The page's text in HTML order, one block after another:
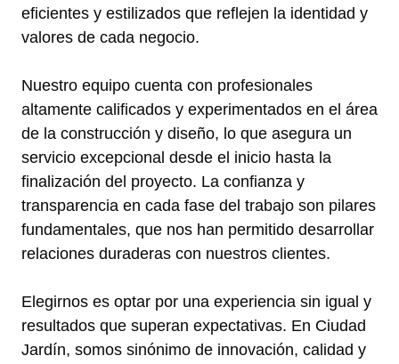
eficientes y estilizados que reflejen la identidad y
valores de cada negocio.
Nuestro equipo cuenta con profesionales
altamente calificados y experimentados en el área
de la construcción y diseño, lo que asegura un
servicio excepcional desde el inicio hasta la
finalización del proyecto. La confianza y
transparencia en cada fase del trabajo son pilares
fundamentales, que nos han permitido desarrollar
relaciones duraderas con nuestros clientes.
Elegirnos es optar por una experiencia sin igual y
resultados que superan expectativas. En Ciudad
Jardín, somos sinónimo de innovación, calidad y